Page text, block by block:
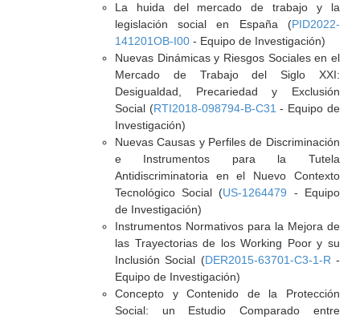
La huida del mercado de trabajo y la
legislación social en España (PID2022-
141201OB-I00- Equipo de Investigación)
Nuevas Dinámicas y Riesgos Sociales en el
Mercado de Trabajo del Siglo XXI:
Desigualdad, Precariedad y Exclusión
Social (RTI2018-098794-B-C31 - Equipo de
Investigación)
Nuevas Causas y Perfiles de Discriminación
e Instrumentos para la Tutela
Antidiscriminatoria en el Nuevo Contexto
Tecnológico Social (US-1264479 - Equipo
de Investigación)
Instrumentos Normativos para la Mejora de
las Trayectorias de los Working Poor y su
Inclusión Social (DER2015-63701-C3-1-R -
Equipo de Investigación)
Concepto y Contenido de la Protección
Social: un Estudio Comparado entre